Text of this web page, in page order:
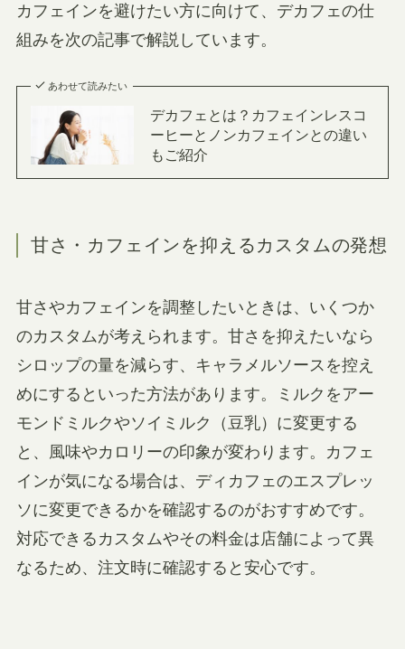
カフェインを避けたい方に向けて、デカフェの仕
組みを次の記事で解説しています。
あわせて読みたい
デカフェとは？カフェインレスコ
ーヒーとノンカフェインとの違い
もご紹介
甘さ・カフェインを抑えるカスタムの発想
甘さやカフェインを調整したいときは、いくつか
のカスタムが考えられます。甘さを抑えたいなら
シロップの量を減らす、キャラメルソースを控え
めにするといった方法があります。ミルクをアー
モンドミルクやソイミルク（豆乳）に変更する
と、風味やカロリーの印象が変わります。カフェ
インが気になる場合は、ディカフェのエスプレッ
ソに変更できるかを確認するのがおすすめです。
対応できるカスタムやその料金は店舗によって異
なるため、注文時に確認すると安心です。